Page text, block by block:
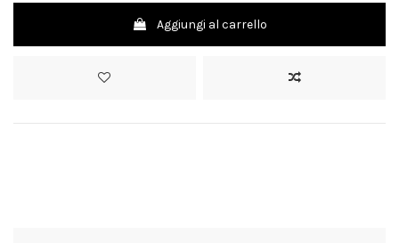
Aggiungi al carrello